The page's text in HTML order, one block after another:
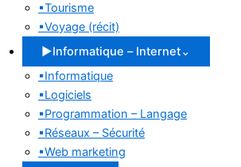
▪Tourisme
▪Voyage (récit)
▶Informatique – Internet⌄
▪Informatique
▪Logiciels
▪Programmation – Langage
▪Réseaux – Sécurité
▪Web marketing